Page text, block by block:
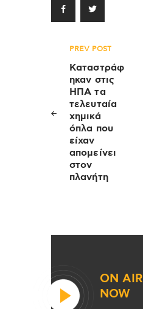
Πλοήγηση
άρθρων
PREV POST
Καταστράφ
ηκαν στις
ΗΠΑ τα
τελευταία
χημικά
όπλα που
είχαν
απομείνει
στον
πλανήτη
ON AIR
NOW